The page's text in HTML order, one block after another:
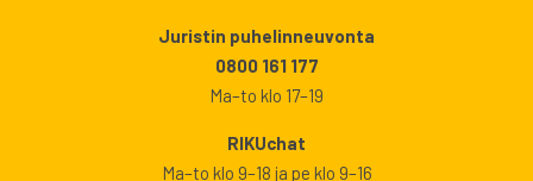
Juristin puhelinneuvonta
0800 161 177
Ma–to klo 17–19
RIKUchat
Ma–to klo 9–18 ja pe klo 9–16